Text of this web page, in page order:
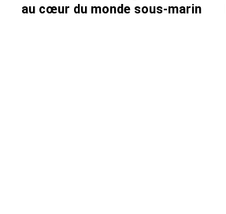
au cœur du monde sous-marin